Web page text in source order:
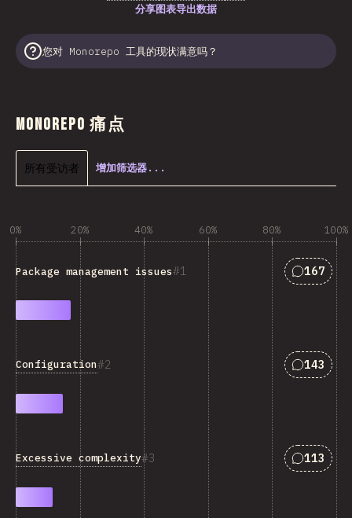
分享图表导出数据
您对 Monorepo 工具的现状满意吗？
Monorepo 痛点
所有受访者 增加筛选器...
0% 20% 40% 60% 80% 100%
1
Package management issues 匹配
167
2
Configuration 匹配
143
3
Excessive complexity 匹配
113